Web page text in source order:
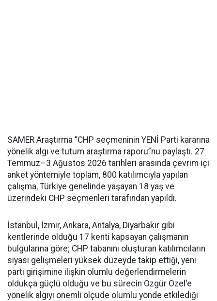
SAMER Araştırma “CHP seçmeninin YENİ Parti kararına
yönelik algı ve tutum araştırma raporu”nu paylaştı. 27
Temmuz–3 Ağustos 2026 tarihleri arasında çevrim içi
anket yöntemiyle toplam, 800 katılımcıyla yapılan
çalışma, Türkiye genelinde yaşayan 18 yaş ve
üzerindeki CHP seçmenleri tarafından yapıldı.
İstanbul, İzmir, Ankara, Antalya, Diyarbakır gibi
kentlerinde olduğu 17 kenti kapsayan çalışmanın
bulgularına göre; CHP tabanını oluşturan katılımcıların
siyasi gelişmeleri yüksek düzeyde takip ettiği, yeni
parti girişimine ilişkin olumlu değerlendirmelerin
oldukça güçlü olduğu ve bu sürecin Özgür Özel'e
yönelik algıyı önemli ölçüde olumlu yönde etkilediği